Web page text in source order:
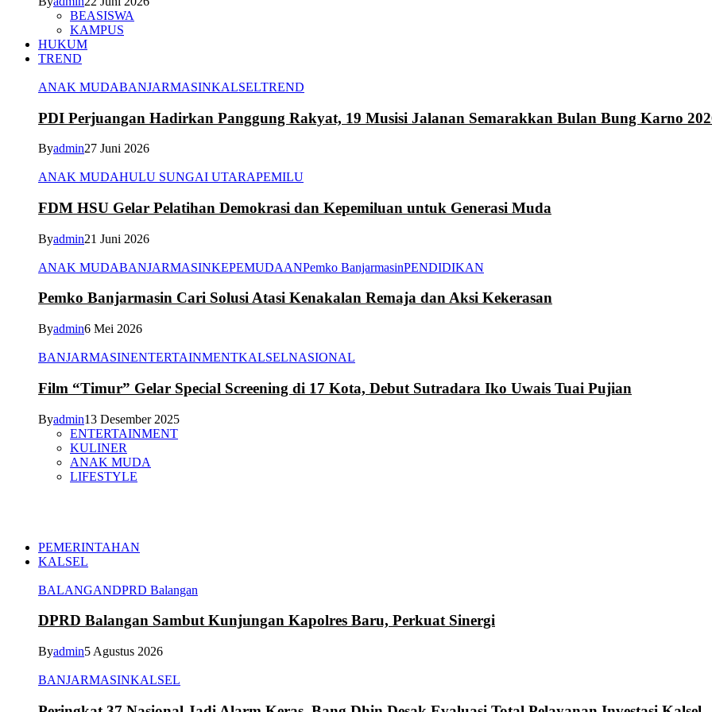
BEASISWA
KAMPUS
HUKUM
TREND
ANAK MUDABANJARMASINKALSELTREND
PDI Perjuangan Hadirkan Panggung Rakyat, 19 Musisi Jalanan Semarakkan Bulan Bung Karno
Byadmin27 Juni 2026
ANAK MUDAHULU SUNGAI UTARAPEMILU
FDM HSU Gelar Pelatihan Demokrasi dan Kepemiluan untuk Generasi Muda
Byadmin21 Juni 2026
ANAK MUDABANJARMASINKEPEMUDAANPemko BanjarmasinPENDIDIKAN
Pemko Banjarmasin Cari Solusi Atasi Kenakalan Remaja dan Aksi Kekerasan
Byadmin6 Mei 2026
BANJARMASINENTERTAINMENTKALSELNASIONAL
Film “Timur” Gelar Special Screening di 17 Kota, Debut Sutradara Iko Uwais Tuai Pujian
Byadmin13 Desember 2025
ENTERTAINMENT
KULINER
ANAK MUDA
LIFESTYLE
PEMERINTAHAN
KALSEL
BALANGANDPRD Balangan
DPRD Balangan Sambut Kunjungan Kapolres Baru, Perkuat Sinergi
Byadmin5 Agustus 2026
BANJARMASINKALSEL